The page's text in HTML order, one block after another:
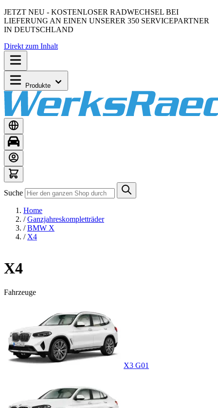
JETZT NEU - KOSTENLOSER RADWECHSEL BEI
LIEFERUNG AN EINEN UNSERER 350 SERVICEPARTNER
IN DEUTSCHLAND
Direkt zum Inhalt
Produkte
Suche
Home
/ Ganzjahreskompletträder
/ BMW X
/ X4
X4
Fahrzeuge
X3 G01